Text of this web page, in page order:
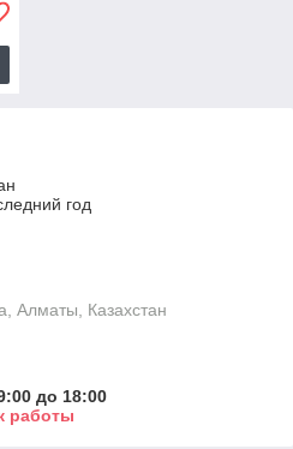
год
Алматы, Казахстан
до 18:00
работы